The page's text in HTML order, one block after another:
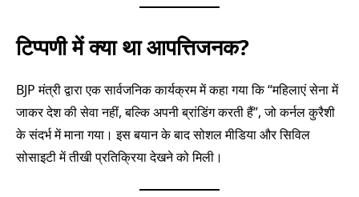
टिप्पणी में क्या था आपत्तिजनक?
BJP मंत्री द्वारा एक सार्वजनिक कार्यक्रम में कहा गया कि “महिलाएं सेना में
जाकर देश की सेवा नहीं, बल्कि अपनी ब्रांडिंग करती हैं”, जो कर्नल कुरैशी
के संदर्भ में माना गया। इस बयान के बाद सोशल मीडिया और सिविल
सोसाइटी में तीखी प्रतिक्रिया देखने को मिली।